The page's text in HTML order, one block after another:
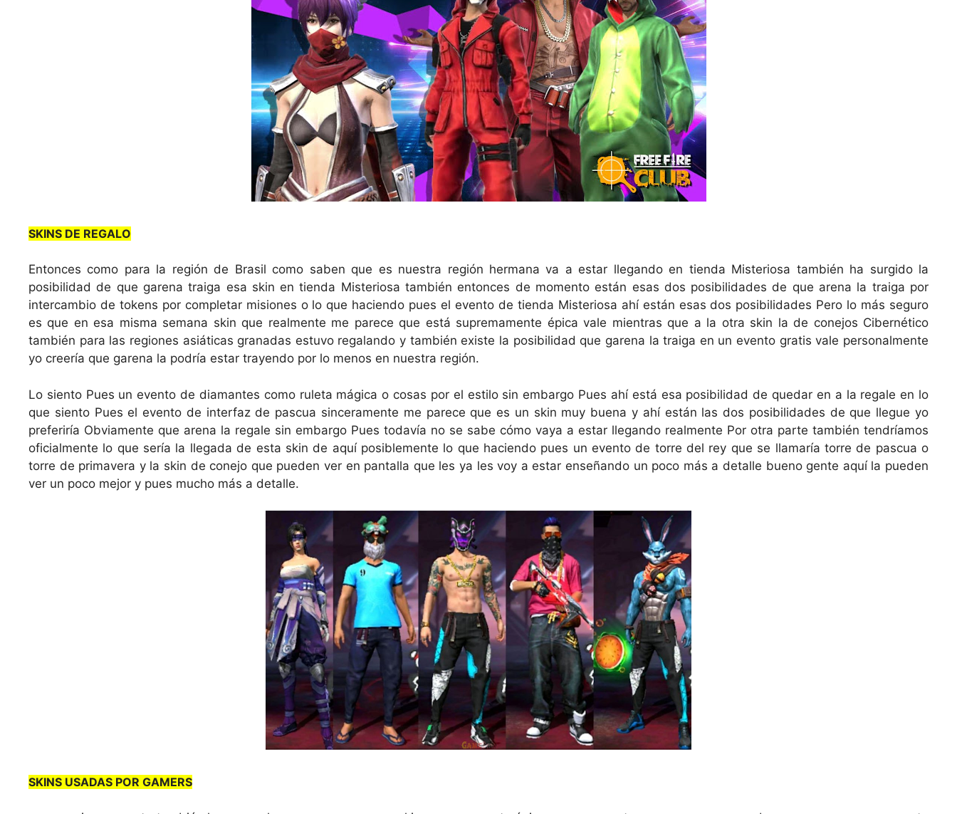
SKINS DE REGALO
Entonces como para la región de Brasil como saben que es nuestra región hermana va a estar llegando en tienda Misteriosa también ha surgido la
posibilidad de que garena traiga esa skin en tienda Misteriosa también entonces de momento están esas dos posibilidades de que arena la traiga por
intercambio de tokens por completar misiones o lo que haciendo pues el evento de tienda Misteriosa ahí están esas dos posibilidades Pero lo más seguro
es que en esa misma semana skin que realmente me parece que está supremamente épica vale mientras que a la otra skin la de conejos Cibernético
también para las regiones asiáticas granadas estuvo regalando y también existe la posibilidad que garena la traiga en un evento gratis vale personalmente
yo creería que garena la podría estar trayendo por lo menos en nuestra región.
Lo siento Pues un evento de diamantes como ruleta mágica o cosas por el estilo sin embargo Pues ahí está esa posibilidad de quedar en a la regale en lo
que siento Pues el evento de interfaz de pascua sinceramente me parece que es un skin muy buena y ahí están las dos posibilidades de que llegue yo
preferiría Obviamente que arena la regale sin embargo Pues todavía no se sabe cómo vaya a estar llegando realmente Por otra parte también tendríamos
oficialmente lo que sería la llegada de esta skin de aquí posiblemente lo que haciendo pues un evento de torre del rey que se llamaría torre de pascua o
torre de primavera y la skin de conejo que pueden ver en pantalla que les ya les voy a estar enseñando un poco más a detalle bueno gente aquí la pueden
ver un poco mejor y pues mucho más a detalle.
SKINS USADAS POR GAMERS